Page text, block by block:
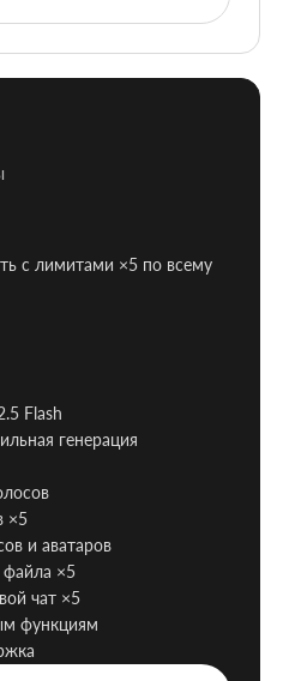
с лимитами ×5 по всему
Flash
генерация
×5
и аватаров
файла ×5
чат ×5
функциям